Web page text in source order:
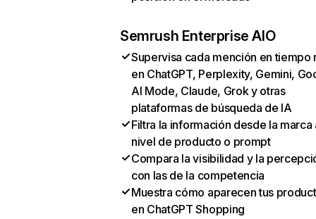
Semrush Enterprise AIO
Supervisa cada mención en tiempo
en ChatGPT, Perplexity, Gemini,
AI Mode, Claude, Grok y otras
plataformas de búsqueda de IA
Filtra la información desde la marca
nivel de producto o prompt
Compara la visibilidad y la
con las de la competencia
Muestra cómo aparecen tus
en ChatGPT Shopping